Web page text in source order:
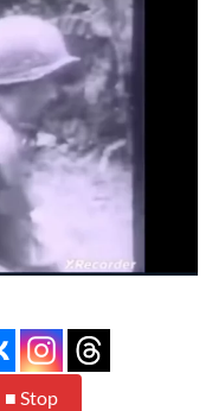
■ Stop